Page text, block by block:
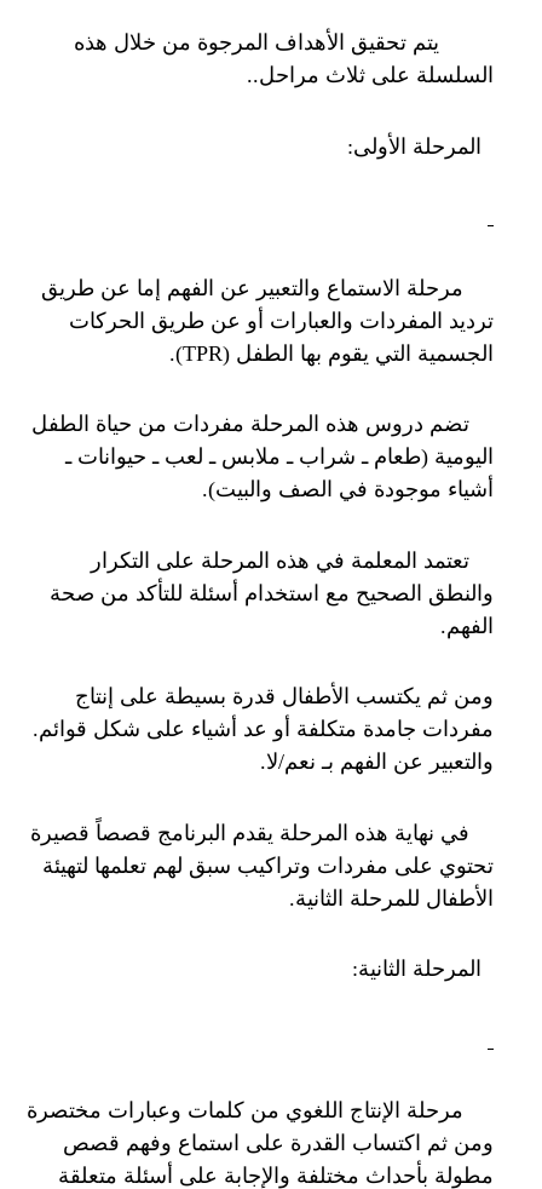
يتم تحقيق الأهداف المرجوة من خلال هذه
السلسلة على ثلاث مراحل..
المرحلة الأولى:
مرحلة الاستماع والتعبير عن الفهم إما عن طريق
ترديد المفردات والعبارات أو عن طريق الحركات
الجسمية التي يقوم بها الطفل (TPR).
تضم دروس هذه المرحلة مفردات من حياة الطفل
اليومية (طعام ـ شراب ـ ملابس ـ لعب ـ حيوانات ـ
أشياء موجودة في الصف والبيت).
تعتمد المعلمة في هذه المرحلة على التكرار
والنطق الصحيح مع استخدام أسئلة للتأكد من صحة
الفهم.
ومن ثم يكتسب الأطفال قدرة بسيطة على إنتاج
مفردات جامدة متكلفة أو عد أشياء على شكل قوائم.
والتعبير عن الفهم بـ نعم/لا.
في نهاية هذه المرحلة يقدم البرنامج قصصاً قصيرة
تحتوي على مفردات وتراكيب سبق لهم تعلمها لتهيئة
الأطفال للمرحلة الثانية.
المرحلة الثانية:
مرحلة الإنتاج اللغوي من كلمات وعبارات مختصرة
ومن ثم اكتساب القدرة على استماع وفهم قصص
مطولة بأحداث مختلفة والإجابة على أسئلة متعلقة